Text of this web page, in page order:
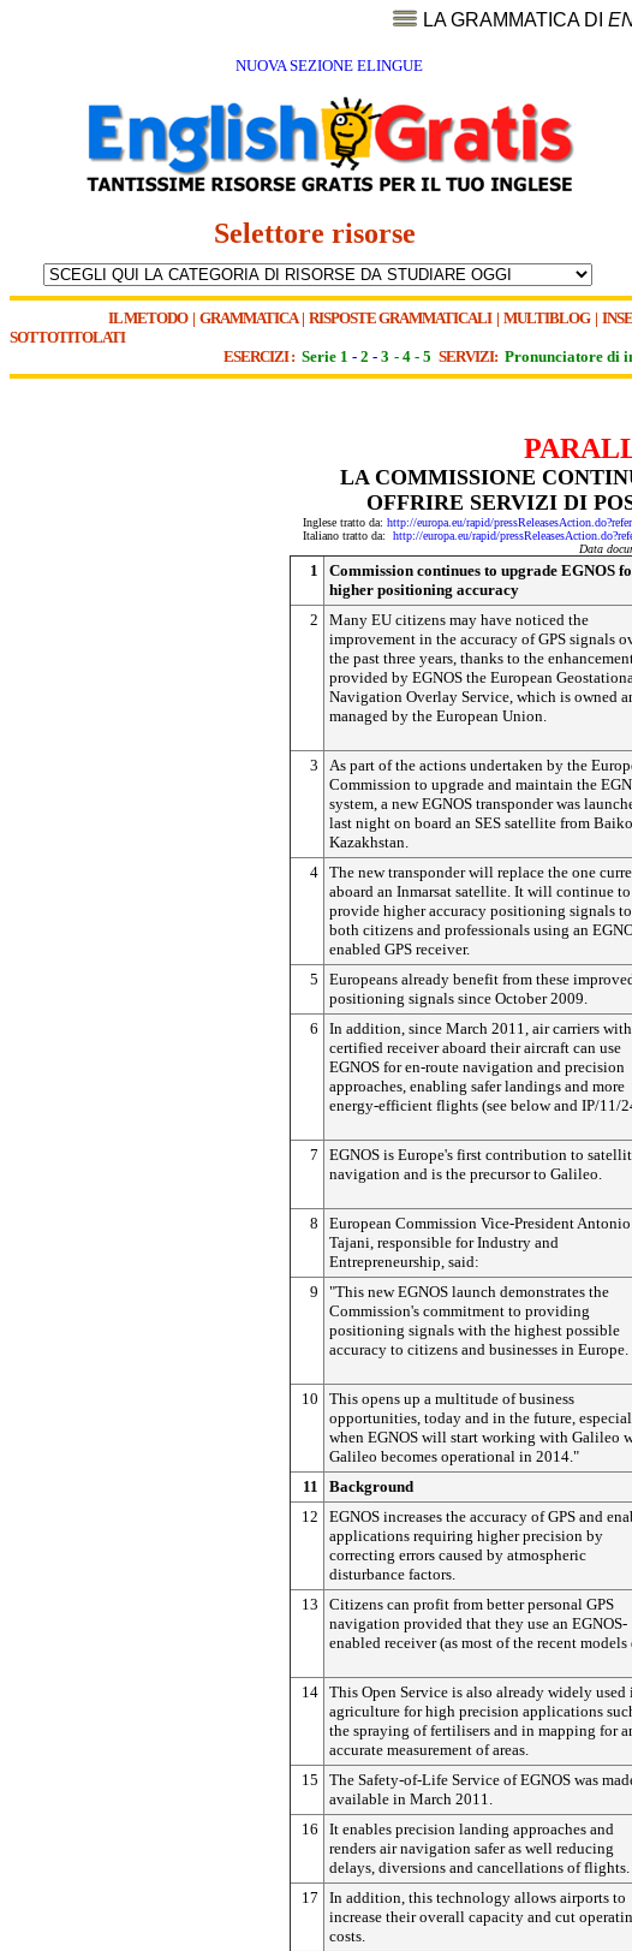
LA GRAMMATICA DI
NUOVA SEZIONE ELINGUE
Selettore risorse
IL METODO| GRAMMATICA| RISPOSTE GRAMMATICALI| MULTIBLOG|
SOTTOTITOLATI
ESERCIZI : Serie 1 - 2 - 3 - 4 - 5 SERVIZI: Pronunciatore di
LA COMMISSIONE
OFFRIRE SERVIZI DI
Inglese tratto da: http://europa.eu/rapid/
Italiano tratto da: http://europa.eu/rapid/
Data
1
Commission continues to upgrade EGNOS
higher positioning accuracy
2
Many EU citizens may have noticed the
improvement in the accuracy of GPS signals
the past three years, thanks to the
provided by EGNOS the European
Navigation Overlay Service, which is owned
managed by the European Union.
3
As part of the actions undertaken by the
Commission to upgrade and maintain the
system, a new EGNOS transponder was
last night on board an SES satellite from
Kazakhstan.
4 The new transponder will replace the one
aboard an Inmarsat satellite. It will continue to
provide higher accuracy positioning signals to
both citizens and professionals using an
enabled GPS receiver.
5
Europeans already benefit from these
positioning signals since October 2009.
6
In addition, since March 2011, air carriers
certified receiver aboard their aircraft can use
EGNOS for en-route navigation and precision
approaches, enabling safer landings and more
energy-efficient flights (see below and IP/11/
7
EGNOS is Europe's first contribution to
navigation and is the precursor to Galileo.
8
European Commission Vice-President Antonio
Tajani, responsible for Industry and
Entrepreneurship, said:
9
"This new EGNOS launch demonstrates the
Commission's commitment to providing
positioning signals with the highest possible
accuracy to citizens and businesses in Europe.
10
This opens up a multitude of business
opportunities, today and in the future,
when EGNOS will start working with Galileo
Galileo becomes operational in 2014."
11 Background
12
EGNOS increases the accuracy of GPS and
applications requiring higher precision by
correcting errors caused by atmospheric
disturbance factors.
13
Citizens can profit from better personal GPS
navigation provided that they use an EGNOS-
enabled receiver (as most of the recent models
14 This Open Service is also already widely used
agriculture for high precision applications
the spraying of fertilisers and in mapping for
accurate measurement of areas.
15
The Safety-of-Life Service of EGNOS was
available in March 2011.
16
It enables precision landing approaches and
renders air navigation safer as well reducing
delays, diversions and cancellations of flights.
17
In addition, this technology allows airports to
increase their overall capacity and cut
costs.